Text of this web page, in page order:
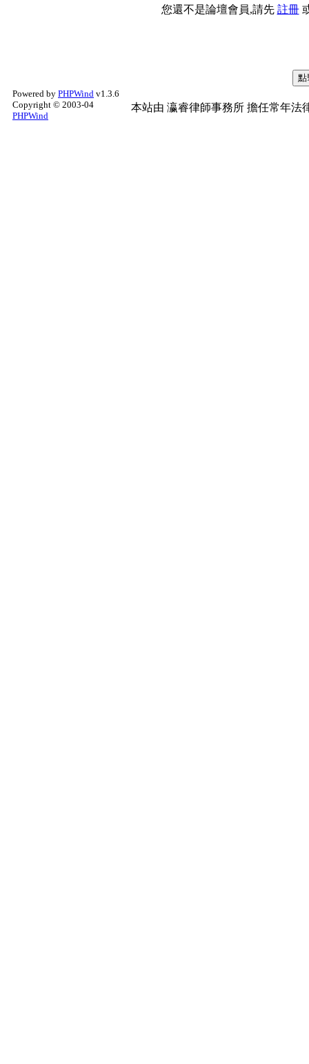
您還不是論壇會員,請先 註冊
Powered by PHPWind v1.3.6
Copyright © 2003-04
PHPWind
本站由 瀛睿律師事務所 擔任常年法